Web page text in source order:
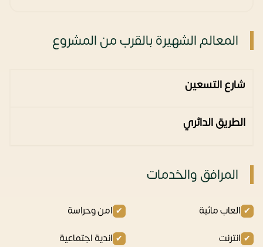
المعالم الشهيرة بالقرب من المشروع
شارع التسعين
الطريق الدائري
المرافق والخدمات
العاب مائية
امن وحراسة
انترنت
اندية اجتماعية